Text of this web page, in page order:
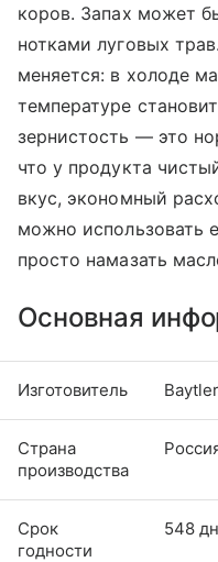
коров. Запах может
нотками луговых
меняется: в холоде
температуре
зернистость — это
что у продукта
вкус, экономный
можно использовать
просто намазать
Основная
Изготовитель
Страна
производства
Срок
годности
548